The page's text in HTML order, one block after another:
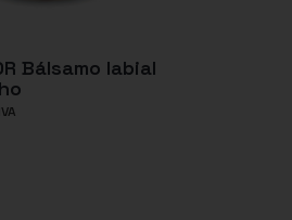
Bálsamo labial